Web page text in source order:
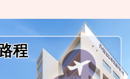
程